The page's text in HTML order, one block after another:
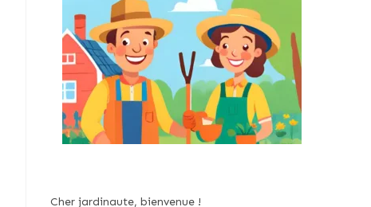
Cher jardinaute, bienvenue !